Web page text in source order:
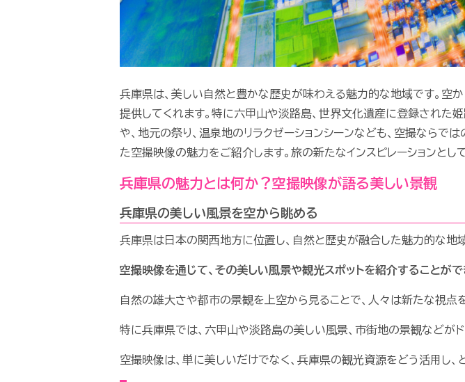
兵庫県は、美しい自然と豊かな歴史が味わえる魅力的な地域です。空
提供してくれます。特に六甲山や淡路島、世界文化遺産に登録された
や、地元の祭り、温泉地のリラクゼーションシーンなども、空撮ならで
た空撮映像の魅力をご紹介します。旅の新たなインスピレーションとし
兵庫県の魅力とは何か？空撮映像が語る美しい景観
兵庫県の美しい風景を空から眺める
兵庫県は日本の関西地方に位置し、自然と歴史が融合した魅力的な地域
空撮映像を通じて、その美しい風景や観光スポットを紹介することが
自然の雄大さや都市の景観を上空から見ることで、人々は新たな視点
特に兵庫県では、六甲山や淡路島の美しい風景、市街地の景観などがド
空撮映像は、単に美しいだけでなく、兵庫県の観光資源をどう活用し